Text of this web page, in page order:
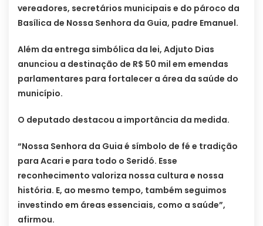
vereadores, secretários municipais e do pároco da
Basílica de Nossa Senhora da Guia, padre Emanuel.
Além da entrega simbólica da lei, Adjuto Dias
anunciou a destinação de R$ 50 mil em emendas
parlamentares para fortalecer a área da saúde do
município.
O deputado destacou a importância da medida.
“Nossa Senhora da Guia é símbolo de fé e tradição
para Acari e para todo o Seridó. Esse
reconhecimento valoriza nossa cultura e nossa
história. E, ao mesmo tempo, também seguimos
investindo em áreas essenciais, como a saúde”,
afirmou.